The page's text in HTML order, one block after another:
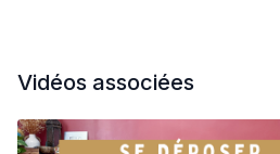
Chaque cours comprend de
les postures sont tenues
toutes les parties du corps.
Vidéos associées